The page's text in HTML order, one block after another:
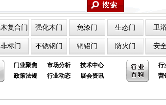
复合门 强化木门 免漆门 生态门 卫
非标门 不锈钢门 铜铝门 防火门 安
门业聚焦 市场分析
技术中心
政策法规
行业动态 展会资讯
行
营